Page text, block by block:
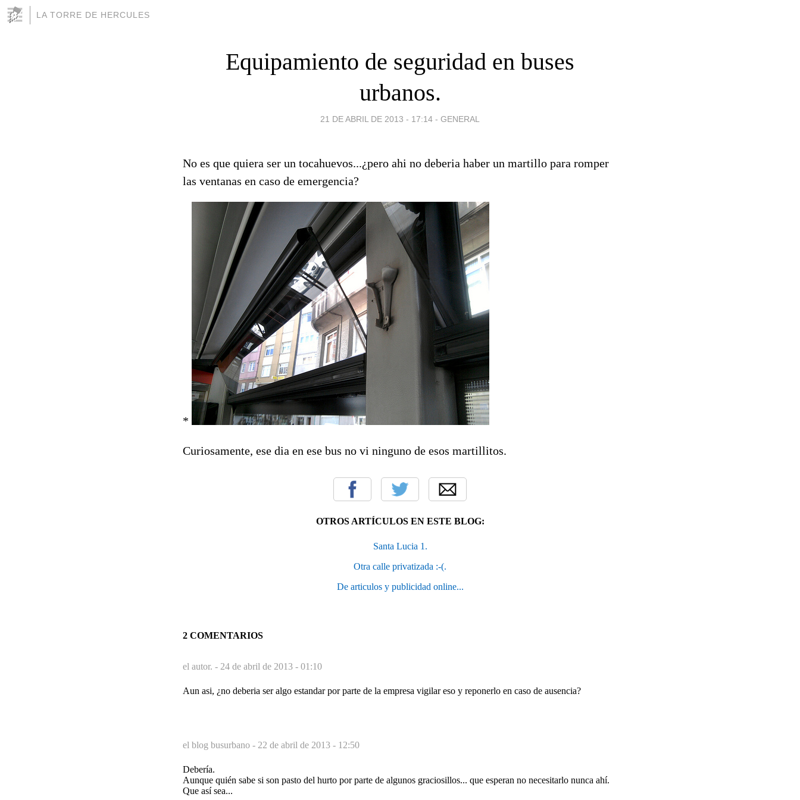
LA TORRE DE HERCULES
Equipamiento de seguridad en buses
urbanos.
21 DE ABRIL DE 2013 - 17:14 - GENERAL
No es que quiera ser un tocahuevos...¿pero ahi no deberia haber un martillo para romper
las ventanas en caso de emergencia?
*
Curiosamente, ese dia en ese bus no vi ninguno de esos martillitos.
OTROS ARTÍCULOS EN ESTE BLOG:
Santa Lucia 1.
Otra calle privatizada :-(.
De articulos y publicidad online...
2 COMENTARIOS
el autor. - 24 de abril de 2013 - 01:10
Aun asi, ¿no deberia ser algo estandar por parte de la empresa vigilar eso y reponerlo en caso de ausencia?
el blog busurbano - 22 de abril de 2013 - 12:50
Debería.
Aunque quién sabe si son pasto del hurto por parte de algunos graciosillos... que esperan no necesitarlo nunca ahí.
Que así sea...